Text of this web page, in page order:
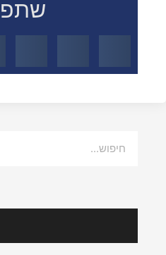
הצלחות אחרונות